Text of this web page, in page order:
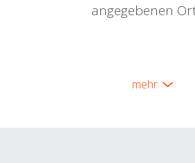
angegebenen
mehr